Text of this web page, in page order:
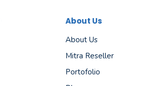
About Us
About Us
Mitra Reseller
Portofolio